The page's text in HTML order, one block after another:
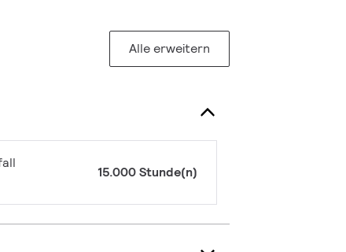
Alle erweitern
15.000 Stunde(n)